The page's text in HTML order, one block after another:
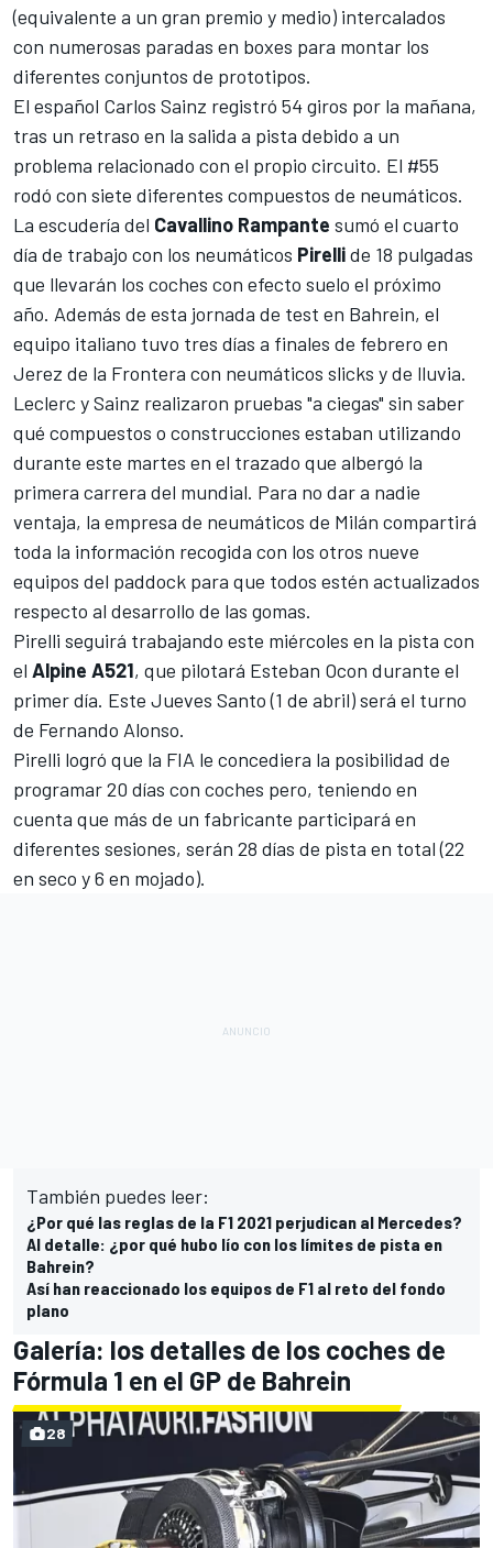
(equivalente a un gran premio y medio) intercalados
con numerosas paradas en boxes para montar los
diferentes conjuntos de prototipos.
El español Carlos Sainz registró 54 giros por la mañana,
tras un retraso en la salida a pista debido a un
problema relacionado con el propio circuito. El #55
rodó con siete diferentes compuestos de neumáticos.
La escudería del Cavallino Rampante sumó el cuarto
día de trabajo con los neumáticos Pirellide 18 pulgadas
que llevarán los coches con efecto suelo el próximo
año. Además de esta jornada de test en Bahrein, el
equipo italiano tuvo tres días a finales de febrero en
Jerez de la Frontera con neumáticos slicks y de lluvia.
Leclerc y Sainz realizaron pruebas "a ciegas" sin saber
qué compuestos o construcciones estaban utilizando
durante este martes en el trazado que albergó la
primera carrera del mundial. Para no dar a nadie
ventaja, la empresa de neumáticos de Milán compartirá
toda la información recogida con los otros nueve
equipos del paddock para que todos estén actualizados
respecto al desarrollo de las gomas.
Pirelli seguirá trabajando este miércoles en la pista con
el Alpine A521, que pilotará Esteban Ocon durante el
primer día. Este Jueves Santo (1 de abril) será el turno
de Fernando Alonso.
Pirelli logró que la FIA le concediera la posibilidad de
programar 20 días con coches pero, teniendo en
cuenta que más de un fabricante participará en
diferentes sesiones, serán 28 días de pista en total (22
en seco y 6 en mojado).
También puedes leer:
¿Por qué las reglas de la F1 2021 perjudican al Mercedes?
Al detalle: ¿por qué hubo lío con los límites de pista en
Bahrein?
Así han reaccionado los equipos de F1 al reto del fondo
plano
Galería: los detalles de los coches de
Fórmula 1 en el GP de Bahrein
28